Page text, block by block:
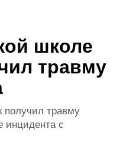
школе
травму
получил травму
инцидента с